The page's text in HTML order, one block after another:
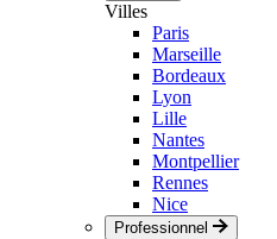
Villes
Paris
Marseille
Bordeaux
Lyon
Lille
Nantes
Montpellier
Rennes
Nice
Professionnel